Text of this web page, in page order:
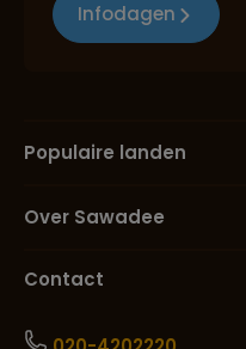
Infodagen
Populaire landen
Over Sawadee
Contact